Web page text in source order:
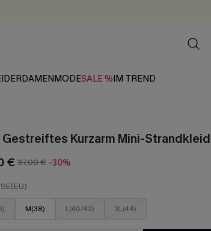
DAMENMODESALE %IM TREND
Gestreiftes Kurzarm Mini-Strandkleid
€ 37,00 € -30%
M(38) L(40/42) XL(44)